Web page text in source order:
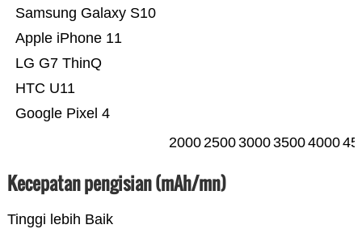
Google Pixel 4
HTC U11
LG G7 ThinQ
Apple iPhone 11
Samsung Galaxy S10
20002500300035004000
Kecepatan pengisian (mAh/mn)
Tinggi lebih Baik